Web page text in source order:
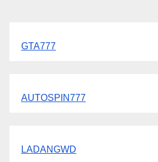
GTA777
AUTOSPIN777
LADANGWD